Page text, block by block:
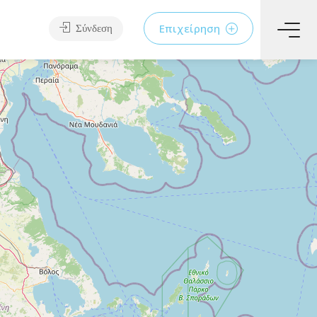
Σύνδεση Επιχείρηση
Παραλίες Υπηρεσίες Φαγητό